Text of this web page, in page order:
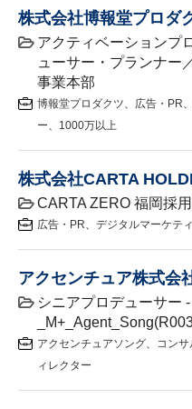
株式会社博報堂プロダ
アクティベーションプ
ューサー・プランナー
事業本部
博報堂プロダクツ 広告・PR
ー
1000万以上
株式会社CARTA
CARTA ZERO 福岡採
広告・PR デジタルマーケテ
アクセンチュア株式会
シニアプロデューサー
アクセンチュアソング コン
ィレクター